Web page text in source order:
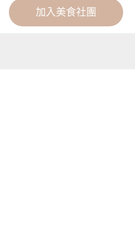
加入美食社團